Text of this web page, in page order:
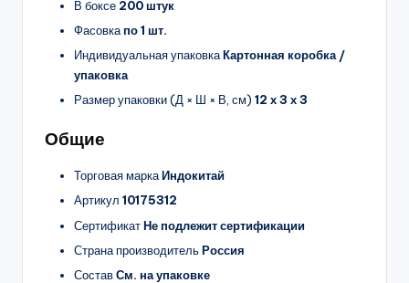
В боксе 200 штук
Фасовкапо 1 шт.
Индивидуальная упаковкаКартонная коробка /
упаковка
Размер упаковки (Д × Ш × В, см) 12 х 3 х 3
Общие
Торговая маркаИндокитай
Артикул 10175312
СертификатНе подлежит сертификации
Страна производительРоссия
СоставСм. на упаковке